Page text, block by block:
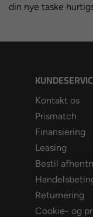
din nye taske
Kontakt os
Prismatch
Finansiering
Leasing
Bestil
Returnering
Cookie- og